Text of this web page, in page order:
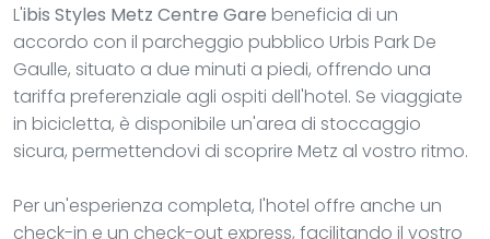
L'ibis Styles Metz Centre Gare beneficia di un
accordo con il parcheggio pubblico Urbis Park De
Gaulle, situato a due minuti a piedi, offrendo una
tariffa preferenziale agli ospiti dell'hotel. Se viaggiate
in bicicletta, è disponibile un'area di stoccaggio
sicura, permettendovi di scoprire Metz al vostro ritmo.
Per un'esperienza completa, l'hotel offre anche un
check-in e un check-out express, facilitando il vostro